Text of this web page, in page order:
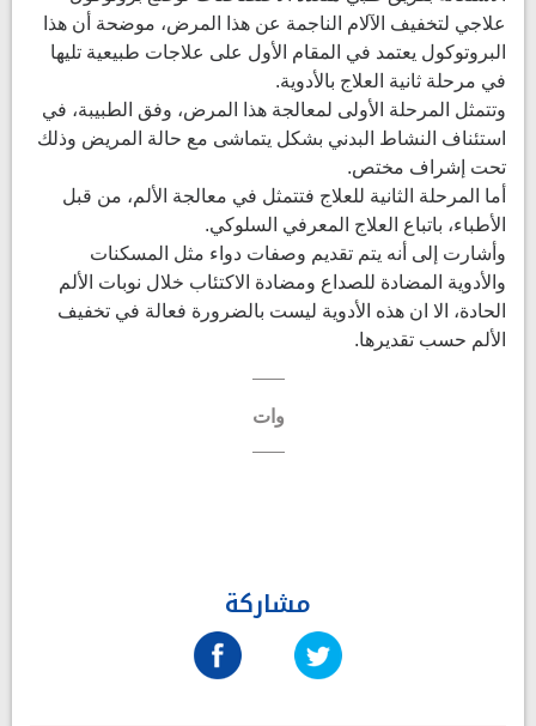
علاجي لتخفيف الآلام الناجمة عن هذا المرض، موضحة أن هذا
البروتوكول يعتمد في المقام الأول على علاجات طبيعية تليها
في مرحلة ثانية العلاج بالأدوية.
وتتمثل المرحلة الأولى لمعالجة هذا المرض، وفق الطبيبة، في
استئناف النشاط البدني بشكل يتماشى مع حالة المريض وذلك
تحت إشراف مختص.
أما المرحلة الثانية للعلاج فتتمثل في معالجة الألم، من قبل
الأطباء، باتباع العلاج المعرفي السلوكي.
وأشارت إلى أنه يتم تقديم وصفات دواء مثل المسكنات
والأدوية المضادة للصداع ومضادة الاكتئاب خلال نوبات الألم
الحادة، الا ان هذه الأدوية ليست بالضرورة فعالة في تخفيف
الألم حسب تقديرها.
وات
مشاركة